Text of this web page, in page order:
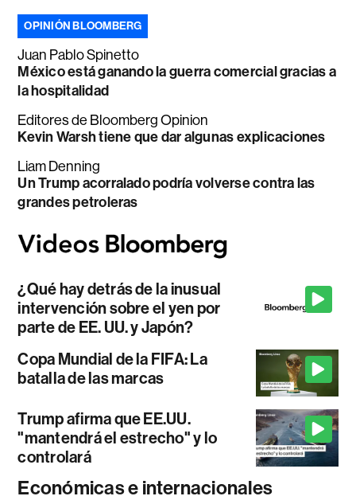
OPINIÓN BLOOMBERG
Juan Pablo Spinetto
México está ganando la guerra comercial gracias a
la hospitalidad
Editores de Bloomberg Opinion
Kevin Warsh tiene que dar algunas explicaciones
Liam Denning
Un Trump acorralado podría volverse contra las
grandes petroleras
¿Qué hay detrás de la inusual
intervención sobre el yen por
parte de EE. UU. y Japón?
Copa Mundial de la FIFA: La
batalla de las marcas
Trump afirma que EE.UU.
"mantendrá el estrecho" y lo
controlará
Económicas e internacionales